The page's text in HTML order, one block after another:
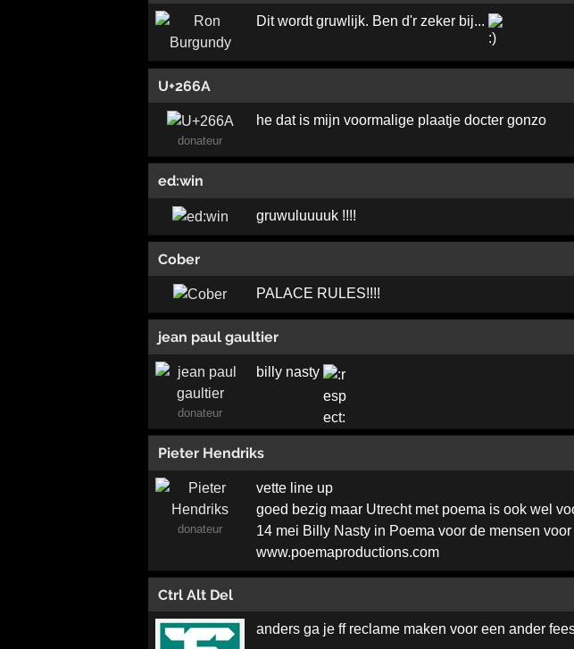
Dit wordt gruwlijk. Ben d'r zeker bij...
U+266A
donateur
he dat is mijn voormalige plaatje docter gonzo
ed:win
gruwuluuuuk !!!!
Cober
PALACE RULES!!!!
jean paul gaultier
donateur
billy nasty
Pieter Hendriks
donateur
vette line up
goed bezig maar Utrecht met poema is ook wel
14 mei Billy Nasty in Poema voor de mensen
www.poemaproductions.com
Ctrl Alt Del
anders ga je ff reclame maken voor een ander